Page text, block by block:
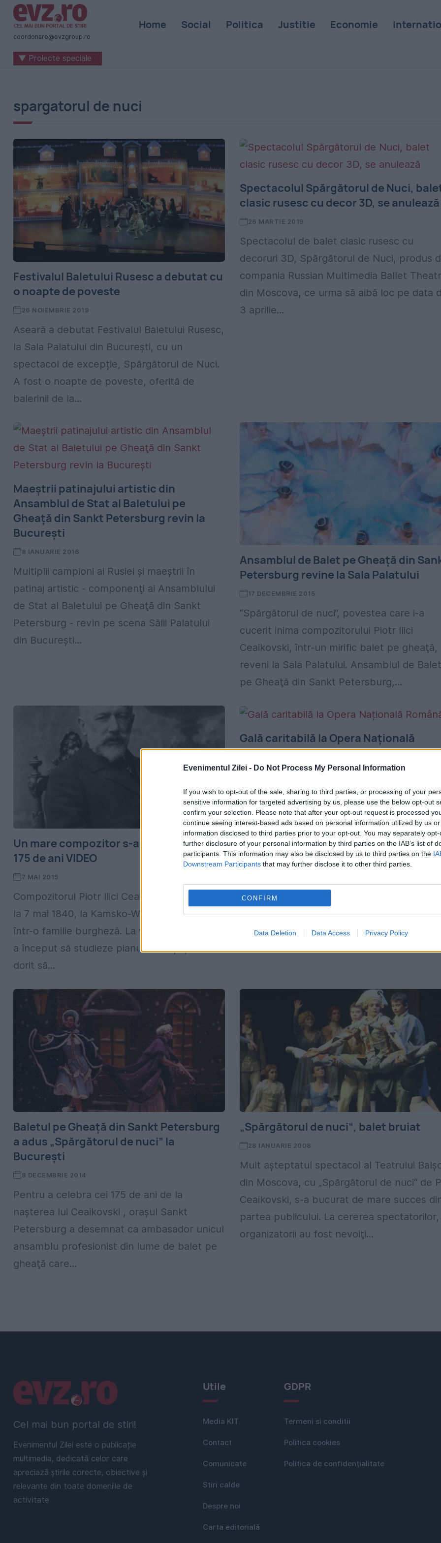
Evenimentul Zilei - Do Not Process My Personal Information
If you wish to opt-out of the sale, sharing to third parties, or processing of your
sensitive information for targeted advertising by us, please use the below opt-out
confirm your selection. Please note that after your opt-out request is processed
continue seeing interest-based ads based on personal information utilized by us
information disclosed to third parties prior to your opt-out. You may separately
further disclosure of your personal information by third parties on the IAB’s list of
participants. This information may also be disclosed by us to third parties on the
Downstream Participants that may further disclose it to other third parties.
CONFIRM
Data Deletion Data Access Privacy Policy
Știri
naționale
internaționale
-
Zilei
coordonare@evzgroup.ro
Home Social Politica Justitie Economie
▼ Proiecte speciale
spargatorul de nuci
Festivalul Baletului Rusesc a debutat cu
o noapte de poveste
26 NOIEMBRIE 2019
Aseară a debutat Festivalul Baletului Rusesc,
la Sala Palatului din București, cu un
spectacol de excepție, Spărgătorul de Nuci.
A fost o noapte de poveste, oferită de
balerinii de la...
Spectacolul Spărgătorul de Nuci,
clasic rusesc cu decor 3D, se anulează
26 MARTIE 2019
Spectacolul de balet clasic rusesc cu
decoruri 3D, Spărgătorul de Nuci, produs
compania Russian Multimedia Ballet
din Moscova, ce urma să aibă loc pe data
3 aprilie...
Maeştrii patinajului artistic din
Ansamblul de Stat al Baletului pe
Gheaţă din Sankt Petersburg revin la
Bucureşti
8 IANUARIE 2016
Multiplii campioni ai Rusiei şi maeştrii în
patinaj artistic - componenţi ai Ansamblului
de Stat al Baletului pe Gheaţă din Sankt
Petersburg - revin pe scena Sălii Palatului
din Bucureşti...
Ansamblul de Balet pe Gheaţă din
Petersburg revine la Sala Palatului
17 DECEMBRIE 2015
“Spărgătorul de nuci”, povestea care i-a
cucerit inima compozitorului Piotr Ilici
Ceaikovski, într-un mirific balet pe gheaţă,
reveni la Sala Palatului. Ansamblul de Balet
pe Gheaţă din Sankt Petersburg,...
Un mare compozitor s-a născut acum
175 de ani VIDEO
7 MAI 2015
Compozitorul Piotr Ilici Ceaikovski s-a născut
la 7 mai 1840, la Kamsko-Wotkinski Sawod,
într-o familie burgheză. La vârsta de cinci ani
a început să studieze pianul. Părinții și-au
dorit să...
Gală caritabilă la Opera Națională
Română
23 FEBRUARIE 2015
O gală de balet și dans contemporan are
în seara aceasta, de la 19.00, la Opera
Națională București, pentru ajutarea
artistului Bogdan Nicula, care a fost
diagnosticat, la vârsta...
Baletul pe Gheaţă din Sankt Petersburg
a adus „Spărgătorul de nuci” la
Bucureşti
8 DECEMBRIE 2014
Pentru a celebra cei 175 de ani de la
naşterea lui Ceaikovski , oraşul Sankt
Petersburg a desemnat ca ambasador unicul
ansamblu profesionist din lume de balet pe
gheaţă care...
„Spărgătorul de nuci“, balet bruiat
28 IANUARIE 2008
Mult aşteptatul spectacol al Teatrului
din Moscova, cu „Spărgătorul de nuci“ de
Ceaikovski, s-a bucurat de mare succes
partea publicului. La cererea spectatorilor,
organizatorii au fost nevoiţi...
Cel mai bun portal de stiri!
Evenimentul Zilei este o publicație
multimedia, dedicată celor care
apreciază știrile corecte, obiective și
relevante din toate domeniile de
activitate
Linkuri utile Utile
Media KIT
Contact
Comunicate
Stiri calde
Despre noi
Carta editorială
GDPR
Termeni si conditii
Politica cookies
Politica de confidențialitate